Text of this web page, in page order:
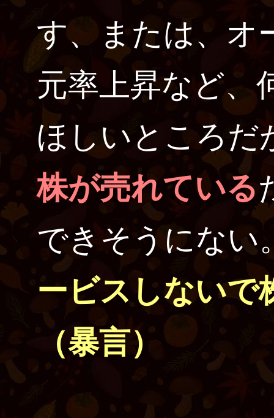
す、または、オ
元率上昇など、
ほしいところだ
株が売れている
できそうにない
ービスしないで
（暴言）